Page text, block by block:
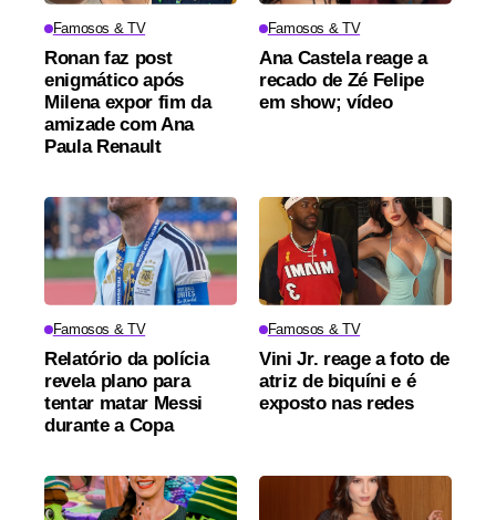
Famosos & TV
Ronan faz post
enigmático após
Milena expor fim da
amizade com Ana
Paula Renault
Famosos & TV
Ana Castela reage a
recado de Zé Felipe
em show; vídeo
Famosos & TV
Relatório da polícia
revela plano para
tentar matar Messi
durante a Copa
Famosos & TV
Vini Jr. reage a foto de
atriz de biquíni e é
exposto nas redes